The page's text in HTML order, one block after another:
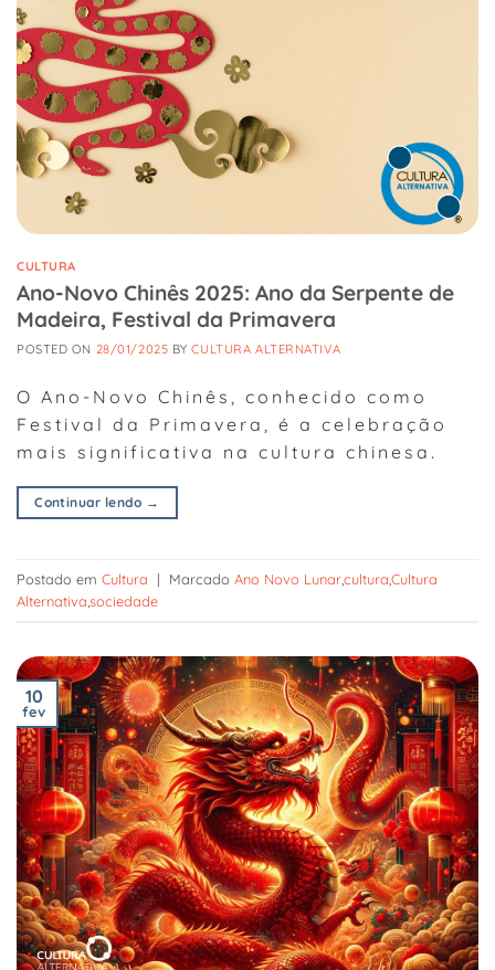
CULTURA
Ano-Novo Chinês 2025: Ano da Serpente de
Madeira, Festival da Primavera
POSTED ON 28/01/2025 BYCULTURA ALTERNATIVA
O Ano-Novo Chinês, conhecido como
Festival da Primavera, é a celebração
mais significativa na cultura chinesa.
Continuar lendo →
Postado em Cultura | Marcado Ano Novo LunarculturaCultura
Alternativasociedade
10
fev